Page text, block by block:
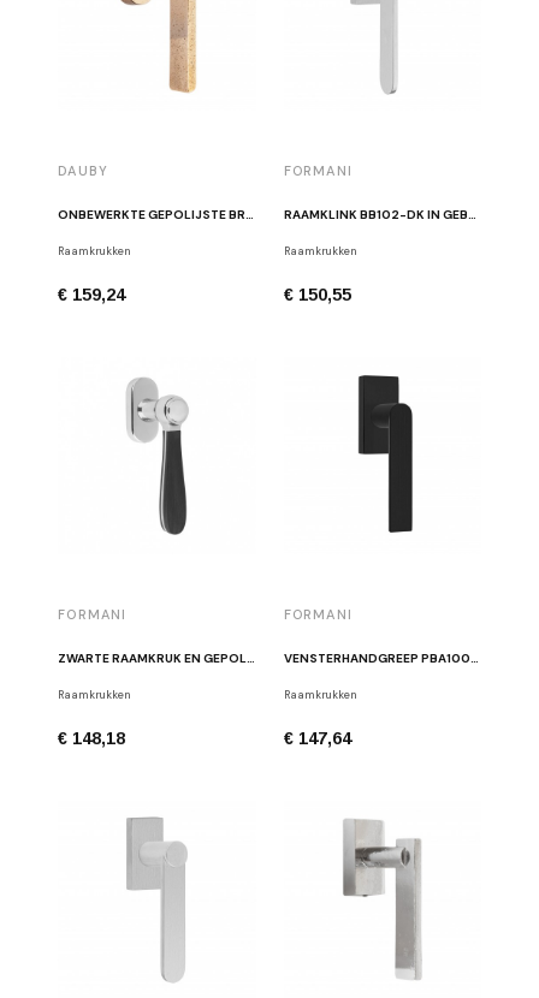
DAUBY
ONBEWERKTE GEPOLIJSTE BRONZEN RAAMGREEP PH1928 DK DX RECHTS RBP
Raamkrukken
€ 159,24
FORMANI
RAAMKLINK BB102-DK IN GEBORSTELD ROESTVRIJ STAAL.
Raamkrukken
€ 150,55
FORMANI
ZWARTE RAAMKRUK EN GEPOLIJST ROESTVRIJ STAAL LAZARO ROSA-VIOLAN LZ100-DK IPNM
Raamkrukken
€ 148,18
FORMANI
VENSTERHANDGREEP PBA100-DK IZ GEBORSTELD ZWART
Raamkrukken
€ 147,64